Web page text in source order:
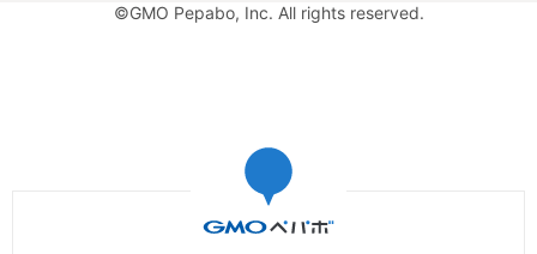
©GMO Pepabo, Inc. All rights reserved.